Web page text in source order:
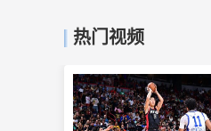
热门视频